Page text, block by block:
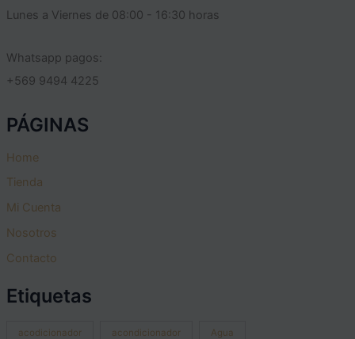
Lunes a Viernes de 08:00 - 16:30 horas
Whatsapp pagos:
+569 9494 4225
PÁGINAS
Home
Tienda
Mi Cuenta
Nosotros
Contacto
Etiquetas
acodicionador acondicionador Agua